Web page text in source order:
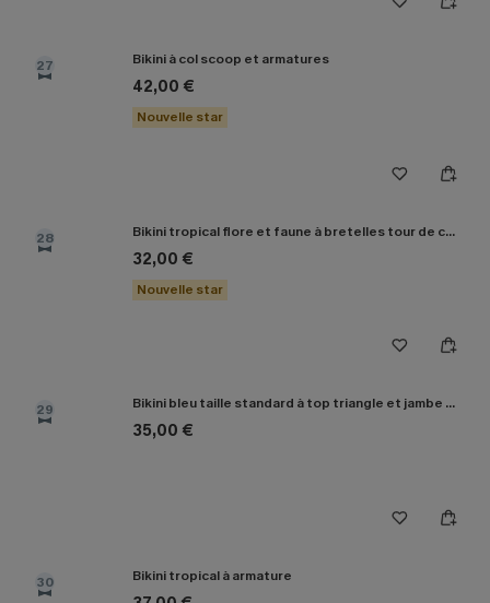
27 Bikini à col scoop et armatures
42,00 €
Nouvelle star
28 Bikini tropical flore et faune à bretelles tour de cou
32,00 €
Nouvelle star
29 Bikini bleu taille standard à top triangle et jambe haute
35,00 €
30 Bikini tropical à armature